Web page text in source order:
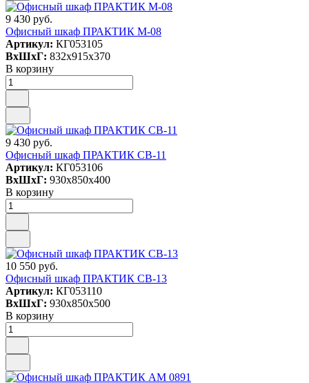
9 430 руб.
Офисный шкаф ПРАКТИК M-08
Артикул: КГ053105
ВxШxГ: 832x915x370
В корзину
9 430 руб.
Офисный шкаф ПРАКТИК СВ-11
Артикул: КГ053106
ВxШxГ: 930x850x400
В корзину
10 550 руб.
Офисный шкаф ПРАКТИК СВ-13
Артикул: КГ053110
ВxШxГ: 930x850x500
В корзину